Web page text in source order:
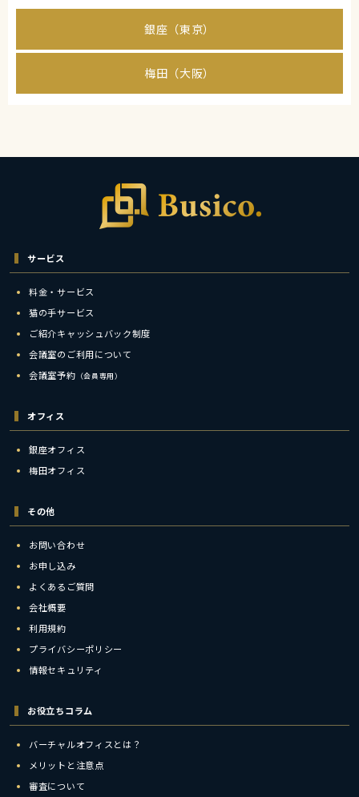
銀座（東京）
梅田（大阪）
サービス
料金・サービス
猫の手サービス
ご紹介キャッシュバック制度
会議室のご利用について
会議室予約 （会員専用）
オフィス
銀座オフィス
梅田オフィス
その他
お問い合わせ
お申し込み
よくあるご質問
会社概要
利用規約
プライバシーポリシー
情報セキュリティ
お役立ちコラム
バーチャルオフィスとは？
メリットと注意点
審査について